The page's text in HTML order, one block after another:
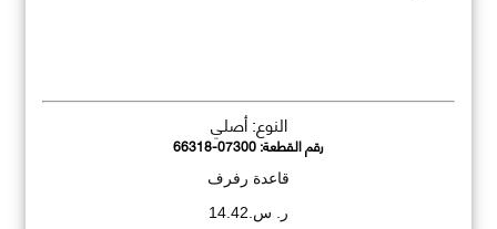
النوع: أصلي
رقم القطعة:66318-07300
قاعدة رفرف
ر. س.14.42